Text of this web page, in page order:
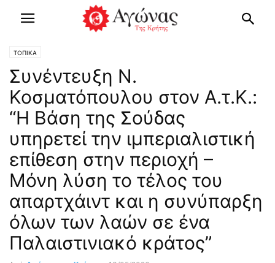
ΤΟΠΙΚΑ
Συνέντευξη Ν.
Κοσματόπουλου στον Α.τ.Κ.:
“Η Βάση της Σούδας
υπηρετεί την ιμπεριαλιστική
επίθεση στην περιοχή –
Μόνη λύση το τέλος του
απαρτχάιντ και η συνύπαρξη
όλων των λαών σε ένα
Παλαιστινιακό κράτος”